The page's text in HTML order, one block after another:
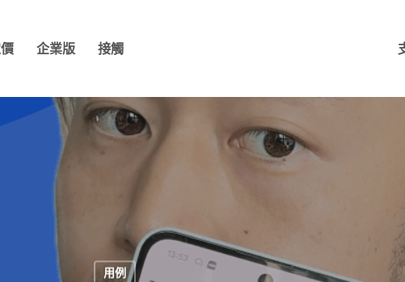
企業版 接觸
用例